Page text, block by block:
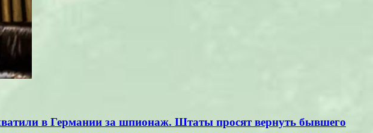
в Германии за шпионаж. Штаты просят вернуть бывшего